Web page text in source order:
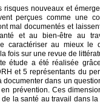
risques nouveaux et
perçues comme une
mal documentés et
et au bien-être au
caractériser au mieux le
fois sur une revue de
étude a été réalisée
et 5 représentants du
dans un
prévention. Ces
la santé au travail dans la